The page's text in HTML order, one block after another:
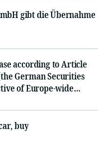
gibt die Übernahme
according to Article
German Securities
of Europe-wide
buy